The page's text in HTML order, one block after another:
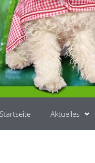
Startseite Aktuelles